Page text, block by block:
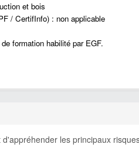
et bois
/ CertifInfo) : non applicable
formation habilité par EGF.
les principaux